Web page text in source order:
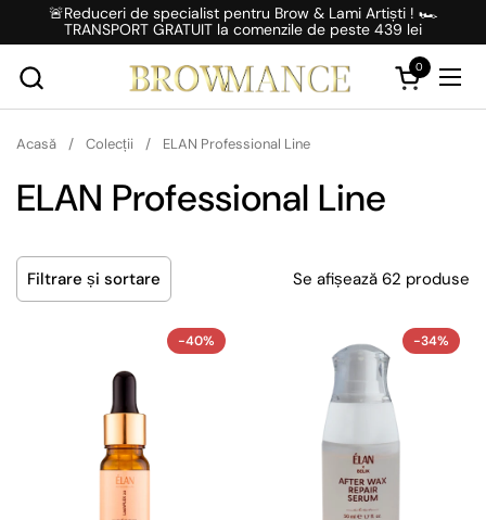
Salt la conținut
🚨Reduceri de specialist pentru Brow & Lami Artiști ! 🏎️
TRANSPORT GRATUIT la comenzile de peste 439 lei
Deschideți
0
Acasă / Colecții / ELAN Professional Line
ELAN Professional Line
Filtrare și sortare Se afișează 62 produse
-40% -34%